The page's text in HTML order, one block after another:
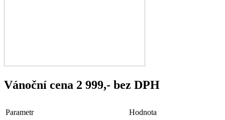
Vánoční cena 2 999,- bez DPH
Parametr Hodnota